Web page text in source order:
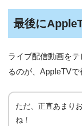
最後に
ライブ配信動画を
るのが、AppleTVで
ただ、正直あまり
ね！